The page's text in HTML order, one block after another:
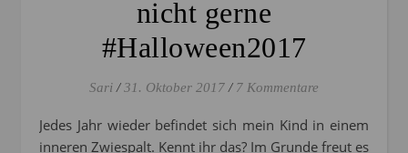
nicht gerne
#Halloween2017
Sari / 31. Oktober 2017 / 7 Kommentare
Jedes Jahr wieder befindet sich mein Kind in einem
inneren Zwiespalt. Kennt ihr das? Im Grunde freut es